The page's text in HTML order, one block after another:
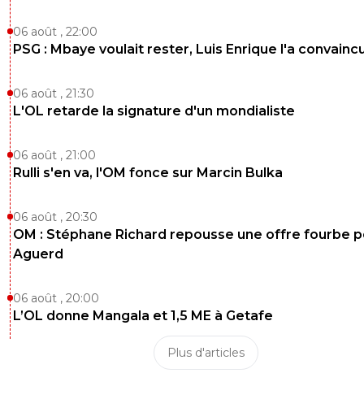
06 août , 22:00
PSG : Mbaye voulait rester, Luis Enrique l'a
06 août , 21:30
L'OL retarde la signature d'un mondialiste
06 août , 21:00
Rulli s'en va, l'OM fonce sur Marcin Bulka
06 août , 20:30
OM : Stéphane Richard repousse une offre fourbe
Aguerd
06 août , 20:00
L’OL donne Mangala et 1,5 ME à Getafe
Plus d'articles